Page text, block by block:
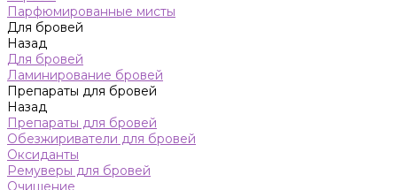
Парфюмированные мисты
Для бровей
Назад
Для бровей
Ламинирование бровей
Препараты для бровей
Назад
Препараты для бровей
Обезжириватели для бровей
Оксиданты
Ремуверы для бровей
Очищение